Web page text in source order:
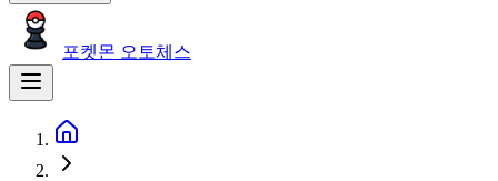
포켓몬 오토체스